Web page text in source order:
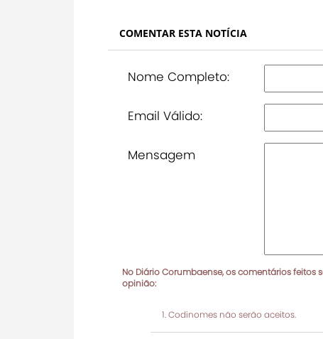
COMENTAR ESTA NOTÍCIA
Nome Completo:
Email Válido:
Mensagem
No Diário Corumbaense, os comentários feitos
opinião:
Codinomes não serão aceitos.